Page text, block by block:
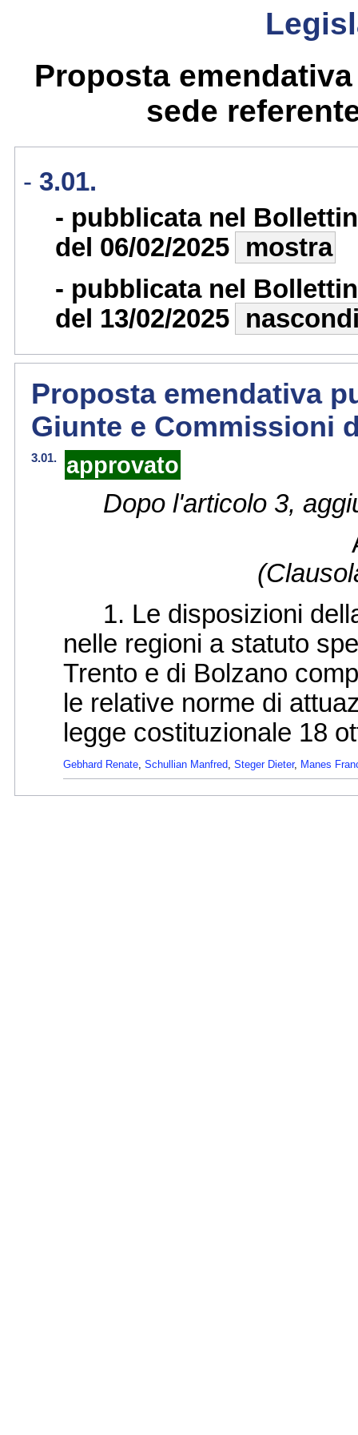
Proposta
sede
3.01.
pubblicata nel
del 06/02/2025
mostra
pubblicata nel
del 13/02/2025
Proposta emendativa
Giunte e Commissioni
3.01. approvato
Dopo l'articolo 3,
1. Le disposizioni
nelle regioni a statuto
Trento e di Bolzano
le relative norme di
legge costituzionale 18
Gebhard Renate Schullian Manfred Steger Dieter, Manes